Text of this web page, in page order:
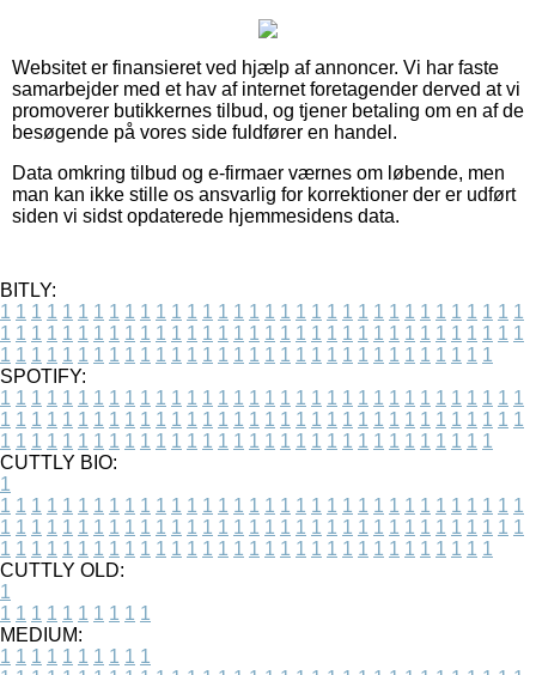
Websitet er finansieret ved hjælp af annoncer. Vi har faste
samarbejder med et hav af internet foretagender derved at vi
promoverer butikkernes tilbud, og tjener betaling om en af de
besøgende på vores side fuldfører en handel.
Data omkring tilbud og e-firmaer værnes om løbende, men
man kan ikke stille os ansvarlig for korrektioner der er udført
siden vi sidst opdaterede hjemmesidens data.
BITLY:
1 1 1 1 1 1 1 1 1 1 1 1 1 1 1 1 1 1 1 1 1 1 1 1 1 1 1 1 1 1 1 1 1 1
1 1 1 1 1 1 1 1 1 1 1 1 1 1 1 1 1 1 1 1 1 1 1 1 1 1 1 1 1 1 1 1 1 1
1 1 1 1 1 1 1 1 1 1 1 1 1 1 1 1 1 1 1 1 1 1 1 1 1 1 1 1 1 1 1 1
SPOTIFY:
1 1 1 1 1 1 1 1 1 1 1 1 1 1 1 1 1 1 1 1 1 1 1 1 1 1 1 1 1 1 1 1 1 1
1 1 1 1 1 1 1 1 1 1 1 1 1 1 1 1 1 1 1 1 1 1 1 1 1 1 1 1 1 1 1 1 1 1
1 1 1 1 1 1 1 1 1 1 1 1 1 1 1 1 1 1 1 1 1 1 1 1 1 1 1 1 1 1 1 1
CUTTLY BIO:
1
1 1 1 1 1 1 1 1 1 1 1 1 1 1 1 1 1 1 1 1 1 1 1 1 1 1 1 1 1 1 1 1 1 1
1 1 1 1 1 1 1 1 1 1 1 1 1 1 1 1 1 1 1 1 1 1 1 1 1 1 1 1 1 1 1 1 1 1
1 1 1 1 1 1 1 1 1 1 1 1 1 1 1 1 1 1 1 1 1 1 1 1 1 1 1 1 1 1 1 1
CUTTLY OLD:
1
1 1 1 1 1 1 1 1 1 1
MEDIUM:
1 1 1 1 1 1 1 1 1 1